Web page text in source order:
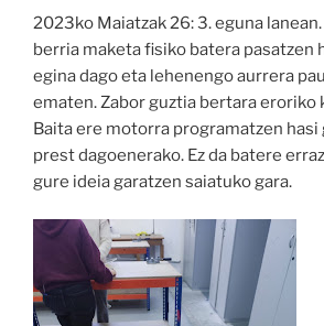
2023ko Maiatzak 26: 3. eguna
berria maketa fisiko batera pasatzen
egina dago eta lehenengo aurrera
ematen. Zabor guztia bertara eroriko
Baita ere motorra programatzen hasi
prest dagoenerako. Ez da batere
gure ideia garatzen saiatuko gara.